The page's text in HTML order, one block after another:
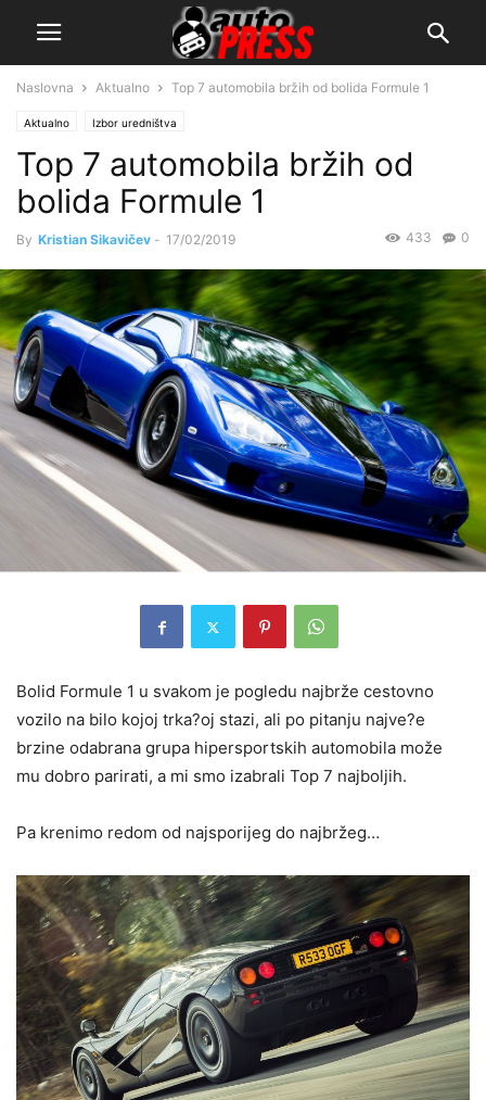
Naslovna Aktualno Top 7 automobila bržih od bolida Formule 1
Aktualno Izbor uredništva
Top 7 automobila bržih od
bolida Formule 1
By Kristian Sikavičev - 17/02/2019 0
433
Bolid Formule 1 u svakom je pogledu najbrže cestovno
vozilo na bilo kojoj trka?oj stazi, ali po pitanju najve?e
brzine odabrana grupa hipersportskih automobila može
mu dobro parirati, a mi smo izabrali Top 7 najboljih.
Pa krenimo redom od najsporijeg do najbržeg…